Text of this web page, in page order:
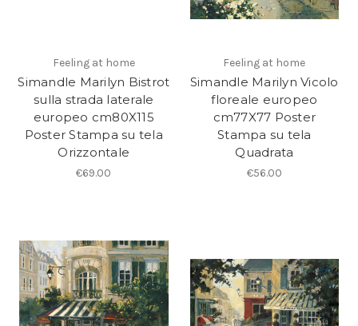
Feeling at home
Simandle Marilyn Bistrot
sulla strada laterale
europeo cm80X115
Poster Stampa su tela
Orizzontale
€69.00
Feeling at home
Simandle Marilyn Vicolo
floreale europeo
cm77X77 Poster
Stampa su tela
Quadrata
€56.00